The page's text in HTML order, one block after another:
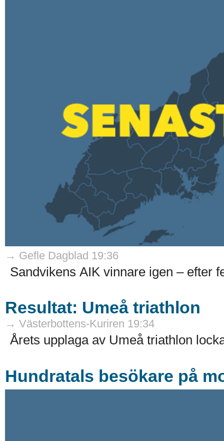
→ Gefle Dagblad 19:36
Sandvikens AIK vinnare igen – efter
Resultat: Umeå triathlon
→ Västerbottens-Kuriren 19:34
Årets upplaga av Umeå triathlon
Hundratals besökare på